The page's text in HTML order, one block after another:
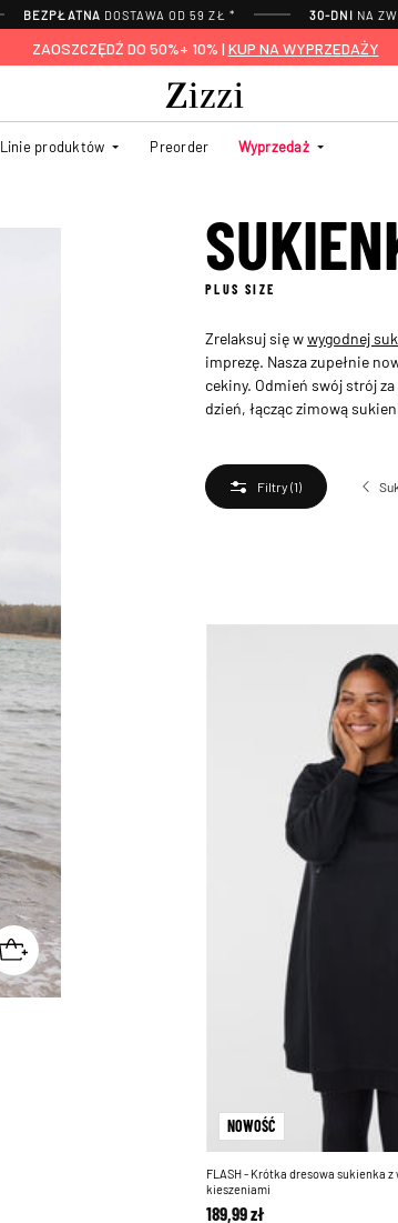
BEZPŁATNA DOSTAWA OD 59 ZŁ * 30-DNI NA
ZAOSZCZĘDŹ DO 50%+ 10% | KUP NA WYPRZEDAŻY
Linie produktów Preorder Wyprzedaż
PLUS SIZE
Zrelaksuj się wwygodnej
imprezę. Nasza zupełnie
cekiny. Odmień swój strój
dzień, łącząc zimową
Filtry (1)
NOWOŚĆ
FLASH - Krótka dresowa sukienka
kieszeniami
189,99 zł